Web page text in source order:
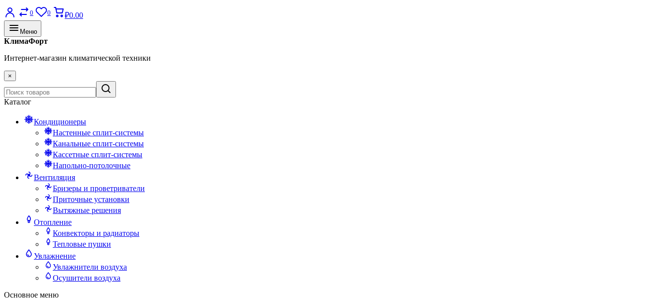
0 0 ₽0.00
Меню
КлимаФорт
Интернет-магазин климатической техники
×
Каталог
Кондиционеры
Настенные сплит-системы
Канальные сплит-системы
Кассетные сплит-системы
Напольно-потолочные
Вентиляция
Бризеры и проветриватели
Приточные установки
Вытяжные решения
Отопление
Конвекторы и радиаторы
Тепловые пушки
Увлажнение
Увлажнители воздуха
Осушители воздуха
Основное меню